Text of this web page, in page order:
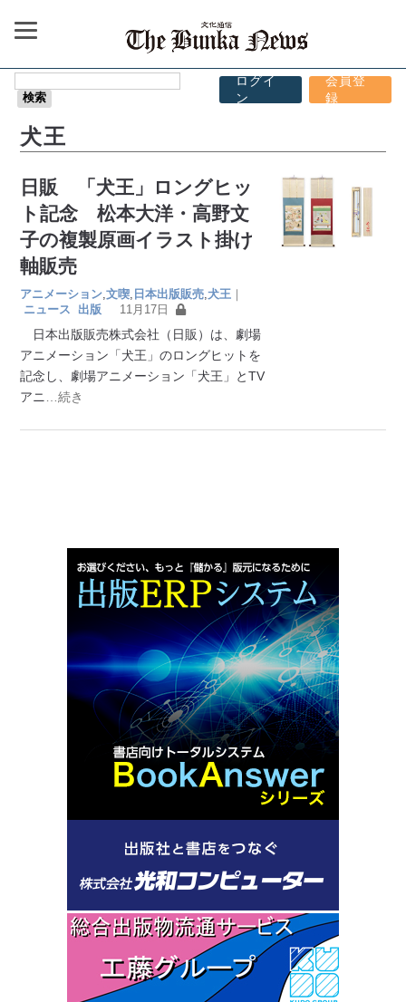
ログイ
ン
会員登
録
犬王
日販 「犬王」ロングヒッ
ト記念 松本大洋・高野文
子の複製原画イラスト掛け
軸販売
アニメーション ,文喫 日本出版販売 ,犬王 ｜
ニュース
出版 11月17日
日本出版販売株式会社（日販）は、劇場
アニメーション「犬王」のロングヒットを
記念し、劇場アニメーション「犬王」とTV
アニ
…続き